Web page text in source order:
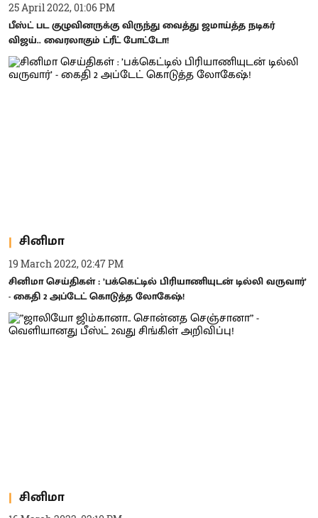
25 April 2022, 01:06 PM
பீஸ்ட் பட குழுவினருக்கு விருந்து வைத்து ஜமாய்த்த நடிகர்
விஜய்.. வைரலாகும் ட்ரீட் போட்டோ!
சினிமா
19 March 2022, 02:47 PM
சினிமா செய்திகள் : ’பக்கெட்டில் பிரியாணியுடன் டில்லி வருவார்’
- கைதி 2 அப்டேட் கொடுத்த லோகேஷ்!
சினிமா